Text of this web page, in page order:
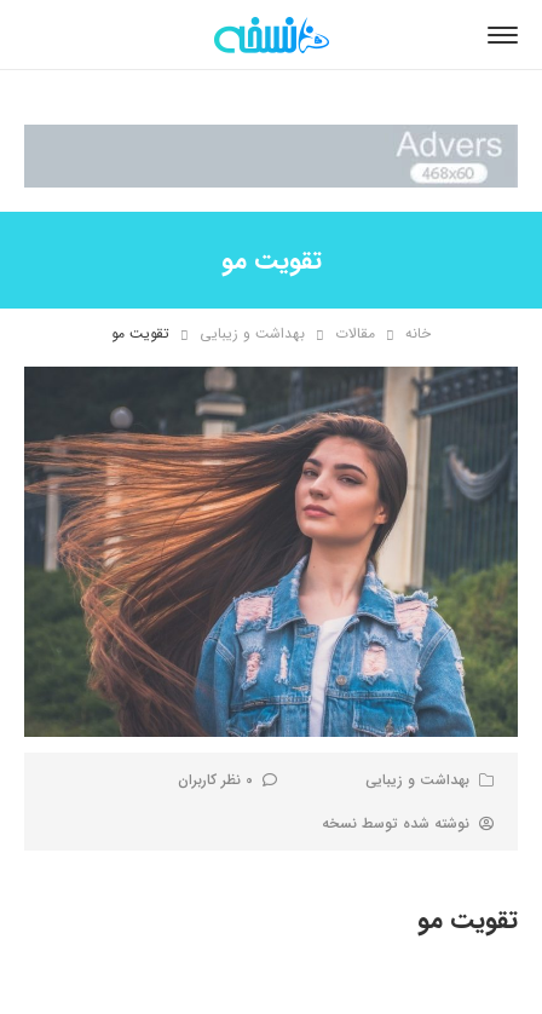
تقویت مو
خانه مقالات بهداشت و زیبایی تقویت مو
بهداشت و زیبایی
0 نظر کاربران
نوشته شده توسط نسخه
تقویت مو